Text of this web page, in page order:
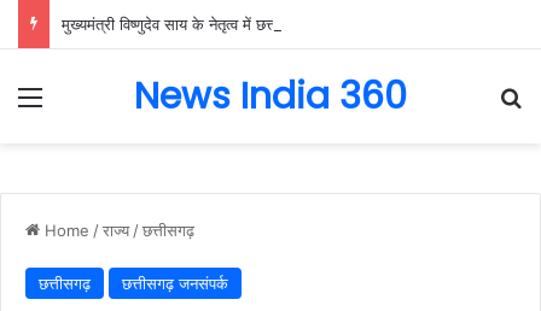
Menu News India 360
Home /राज्य /छत्तीसगढ़
छत्तीसगढ़ छत्तीसगढ़ जनसंपर्क